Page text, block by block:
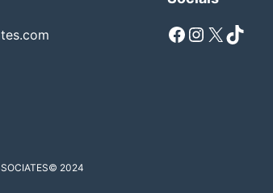
Facebook Instagram X TikTok
© 2024